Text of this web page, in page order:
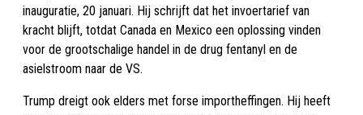
inauguratie, 20 januari. Hij schrijft dat het invoertarief van
kracht blijft, totdat Canada en Mexico een oplossing vinden
voor de grootschalige handel in de drug fentanyl en de
asielstroom naar de VS.
Trump dreigt ook elders met forse importheffingen. Hij heeft